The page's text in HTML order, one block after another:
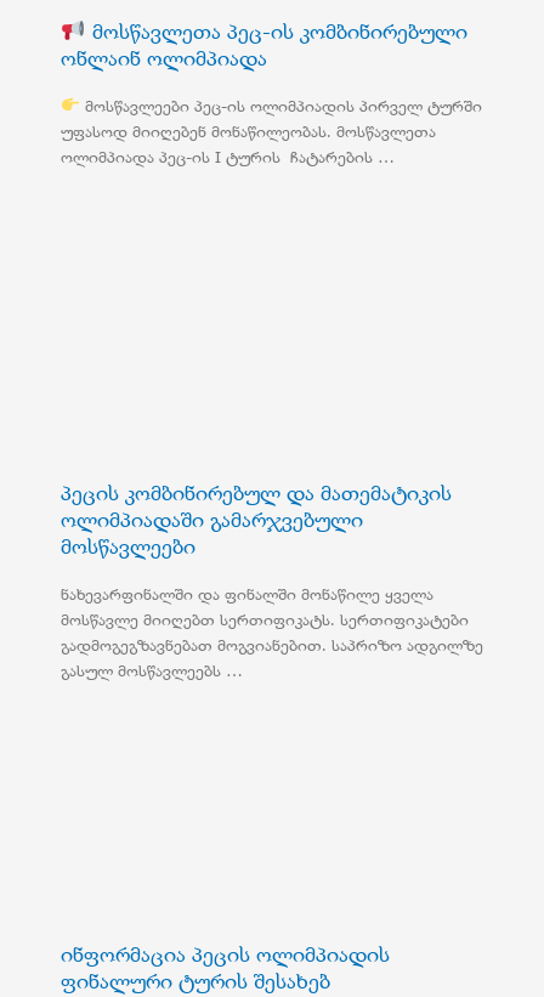
მოსწავლეთა პეც-ის კომბინირებული
ონლაინ ოლიმპიადა
მოსწავლეები პეც-ის ოლიმპიადის პირველ ტურში
უფასოდ მიიღებენ მონაწილეობას. მოსწავლეთა
ოლიმპიადა პეც-ის I ტურის ჩატარების …
პეცის კომბინირებულ და მათემატიკის
ოლიმპიადაში გამარჯვებული
მოსწავლეები
ნახევარფინალში და ფინალში მონაწილე ყველა
მოსწავლე მიიღებთ სერთიფიკატს. სერთიფიკატები
გადმოგეგზავნებათ მოგვიანებით. საპრიზო ადგილზე
გასულ მოსწავლეებს …
ინფორმაცია პეცის ოლიმპიადის
ფინალური ტურის შესახებ